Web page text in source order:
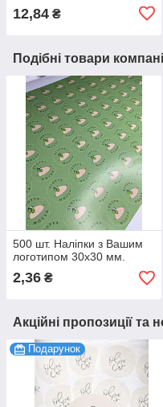
12,84 ₴
Подібні товари
500 шт. Наліпки з Вашим
логотипом 30х30 мм.
2,36 ₴
Акційні пропозиції та
Подарунок